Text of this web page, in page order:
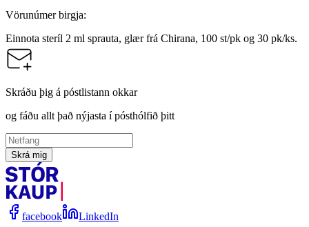
Vörunúmer birgja:
Einnota steríl 2 ml sprauta, glær frá Chirana, 100 st/pk og 30 pk/ks.
Skráðu þig á póstlistann okkar
og fáðu allt það nýjasta í pósthólfið þitt
Skrá mig
facebook
LinkedIn